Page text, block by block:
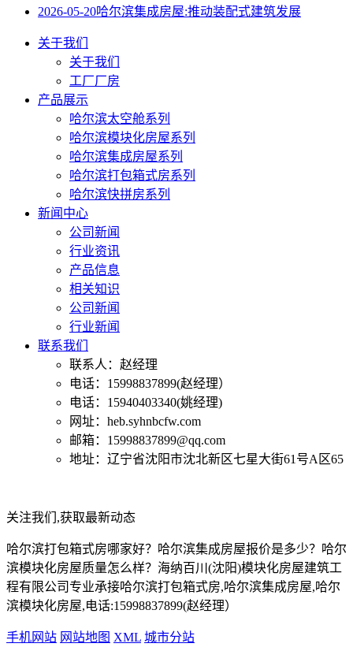
2026-05-20哈尔滨集成房屋:推动装配式建筑发展
关于我们
关于我们
工厂厂房
产品展示
哈尔滨太空舱系列
哈尔滨模块化房屋系列
哈尔滨集成房屋系列
哈尔滨打包箱式房系列
哈尔滨快拼房系列
新闻中心
公司新闻
行业资讯
产品信息
相关知识
公司新闻
行业新闻
联系我们
联系人：赵经理
电话：15998837899(赵经理）
电话：15940403340(姚经理)
网址：heb.syhnbcfw.com
邮箱：15998837899@qq.com
地址：辽宁省沈阳市沈北新区七星大街61号A区65
关注我们,获取最新动态
哈尔滨打包箱式房哪家好？哈尔滨集成房屋报价是多少？哈尔
滨模块化房屋质量怎么样？海纳百川(沈阳)模块化房屋建筑工
程有限公司专业承接哈尔滨打包箱式房,哈尔滨集成房屋,哈尔
滨模块化房屋,电话:15998837899(赵经理）
手机网站 网站地图 XML 城市分站